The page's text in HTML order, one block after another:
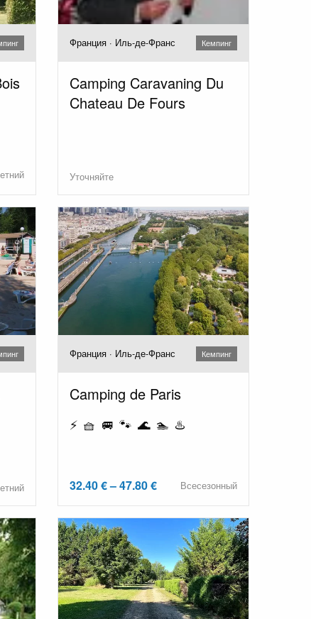
Франция · Иль-де-Франс Кемпинг
Camping Caravaning Du
Chateau De Fours
Уточняйте
Франция · Иль-де-Франс Кемпинг
Camping de Paris
⚡ 🧺 🚐 🐾 🌊 🏊 ♨️
32.40 € – 47.80 € Всесезонный